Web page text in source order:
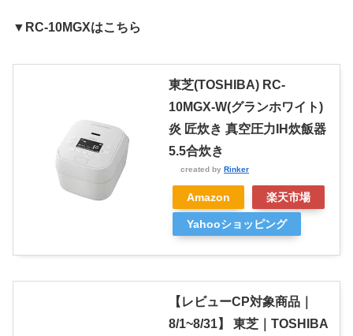
▼RC-10MGXはこちら
東芝(TOSHIBA) RC-
10MGX-W(グランホワイト)
炎 匠炊き 真空圧力IH炊飯器
5.5合炊き
created by Rinker
Amazon 楽天市場
Yahooショッピング
【レビューCP対象商品｜
8/1~8/31】 東芝｜TOSHIBA